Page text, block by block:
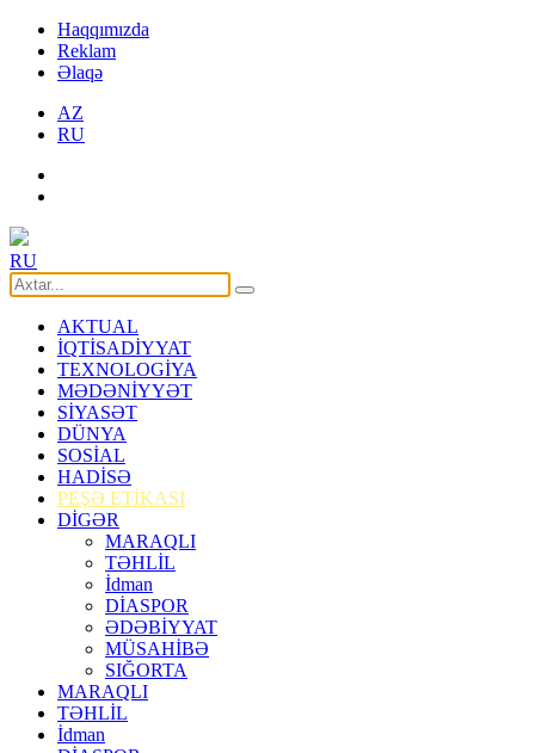
Haqqımızda
Reklam
Əlaqə
AZ
RU
RU
AKTUAL
İQTİSADİYYAT
TEXNOLOGİYA
MƏDƏNİYYƏT
SİYASƏT
DÜNYA
SOSİAL
HADİSƏ
PEŞƏ ETİKASI
DİGƏR
MARAQLI
TƏHLİL
İdman
DİASPOR
ƏDƏBİYYAT
MÜSAHİBƏ
SIĞORTA
MARAQLI
TƏHLİL
İdman